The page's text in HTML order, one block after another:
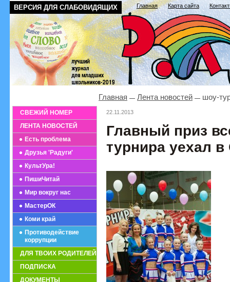
ВЕРСИЯ ДЛЯ СЛАБОВИДЯЩИХ Главная Карта сайта
СВЕЖИЙ НОМЕР
ЛЕНТА НОВОСТЕЙ
Есть проблема
Друзья 'Радуги'
КультУра!
ПишиЧитай
Мир вокруг нас
МастерОК
Коми край
Противодействие
коррупции
ДЛЯ ТВОИХ РОДИТЕЛЕЙ
ПОДПИСКА
ДОКУМЕНТЫ
Главная Лента новостей шоу-
22.11.2013
Главный приз
турнира уехал